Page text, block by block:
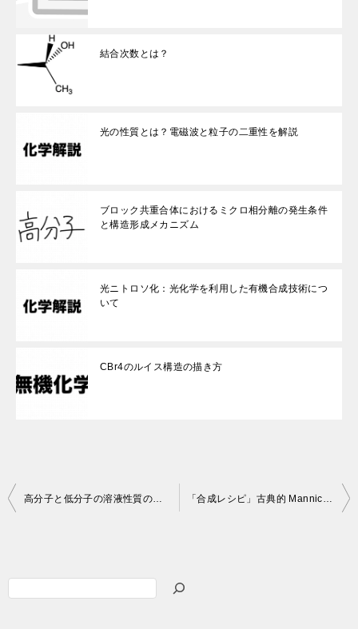
結合次数とは？
光の性質とは？電磁波と粒子の二重性を解説
ブロック共重合体におけるミクロ相分離の発生条件
と構造形成メカニズム
光ニトロソ化：光化学を利用した有機合成技術につ
いて
CBr4のルイス構造の描き方
投
ゲ
高分子と低分子の溶液性質の違い 「合成レシピ」古典的 Mannich 反応